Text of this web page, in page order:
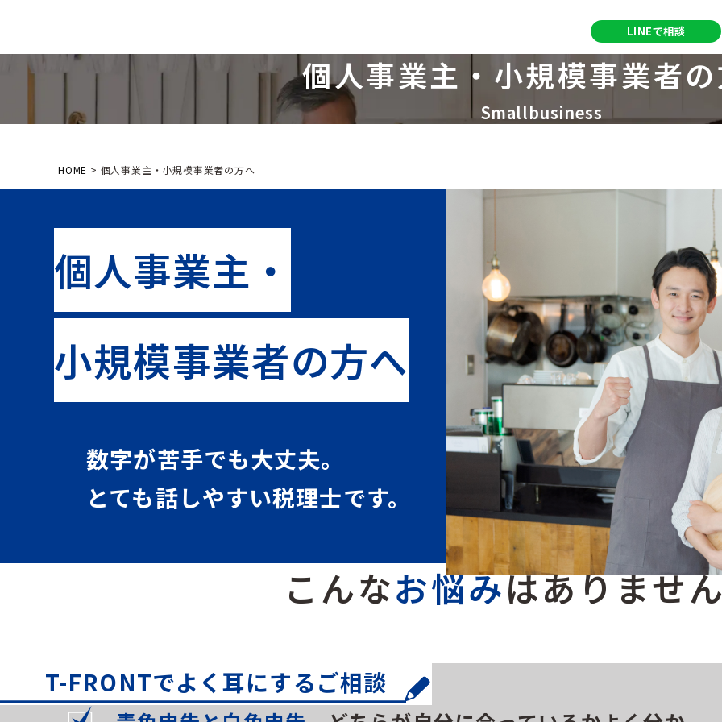
LINEで相談
個人事業主・ 小規模事業者
Smallbusiness
HOME > 個人事業主・小規模事業者の方へ
個人事業主・
小規模事業者の方へ
数字が苦手でも大丈夫。
とても話しやすい税理士です。
こんなお悩みはありませ
T-FRONTでよく耳にするご相談